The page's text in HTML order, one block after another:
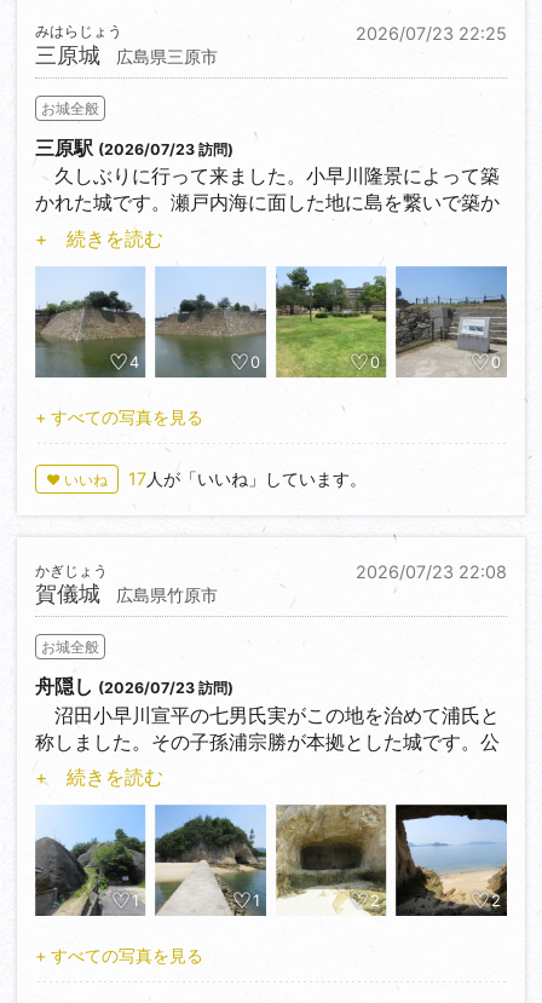
の一族は壮絶な戦死を遂げました。その戦死の地と伝
わる場所が北方城から西北へ約600ｍ離れた場所にあ
ります。
帰りは樽見線北方真桑駅を利用しました。駅に「織
田信長が愛したまくわうり発祥の地」の看板がありま
した。美濃国本巣郡真桑村（現岐阜県本巣市）が本種
発祥の地もしくは特産地として知られ、村の名前から
真桑瓜の名が生まれました。天正3年（1575年）6月
29日、織田信長が正親町天皇に真桑瓜を2籠献上した
ことが記録に残っています。信長自身も好んで食べて
いたと伝わっています。
ただ私が住んでいる地域のスーパーではまくわうりは
見たことがないような気がします。
2026/07/23 22:25
三原城
みはらじょう
広島県三原市
お城全般
三原駅 (2026/07/23 訪問)
久しぶりに行って来ました。小早川隆景によって築
かれた城です。瀬戸内海に面した地に島を繋いで築か
れた海城ですが、今は周囲を埋め立てられその雰囲気
はありません。天守台周辺以外の場所も少し散策しま
した。もう少し丁寧に散策すればまだ遺構はあったと
思いますが、暑さに負けてさっさと撤退しました。
+ 続きを読む
4 0 0 0
+ すべての写真を見る
♥ いいね 17人が「いいね」しています。
2026/07/23 22:08
賀儀城
かぎじょう
広島県竹原市
お城全般
舟隠し (2026/07/23 訪問)
沼田小早川宣平の七男氏実がこの地を治めて浦氏と
称しました。その子孫浦宗勝が本拠とした城です。公
園として整備されています。舟隠しが見どころで、幸
い干潮で中へ入ることができました。
瀬戸内さざなみ線に乗りJR忠海駅下車。徒歩１０分
くらいで登城口に行くことができます。ちなみに瀬戸
内さざなみ線とはJR呉線の三原駅から広駅までの愛称
+ 続きを読む
1 1 2 2
+ すべての写真を見る